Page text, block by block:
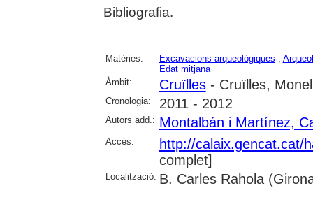
Bibliografia.
Matèries: Excavacions arqueològiques ;
Edat mitjana
Àmbit:
Cruïlles- Cruïlles,
Cronologia: 2011 - 2012
Autors add.: Montalbán i Martínez,
Accés:
http://calaix.gencat.cat/
complet]
Localització: B. Carles Rahola